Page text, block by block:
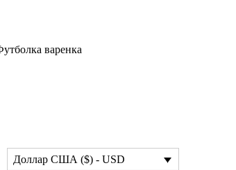
варенка
Доллар США ($) - USD